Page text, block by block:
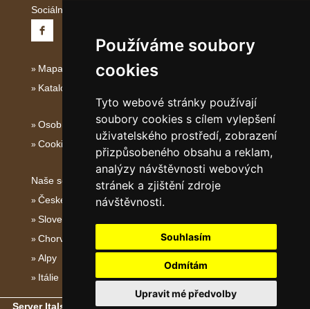
Používáme soubory
cookies
Tyto webové stránky používají
soubory cookies s cílem vylepšení
uživatelského prostředí, zobrazení
přizpůsobeného obsahu a reklam,
analýzy návštěvnosti webových
stránek a zjištění zdroje
návštěvnosti.
Souhlasím
Odmítám
Upravit mé předvolby
Sociální sítě:
Mapa serveru Severní Itálie
Katalog ubytování
Osobní údaje
Cookies
Naše servery:
České hory
Slovenské hory
Chorvatsko
Alpy
Itálie
Server Italské hory, ostrovy a pobřeží- Copyright © 2011-2026